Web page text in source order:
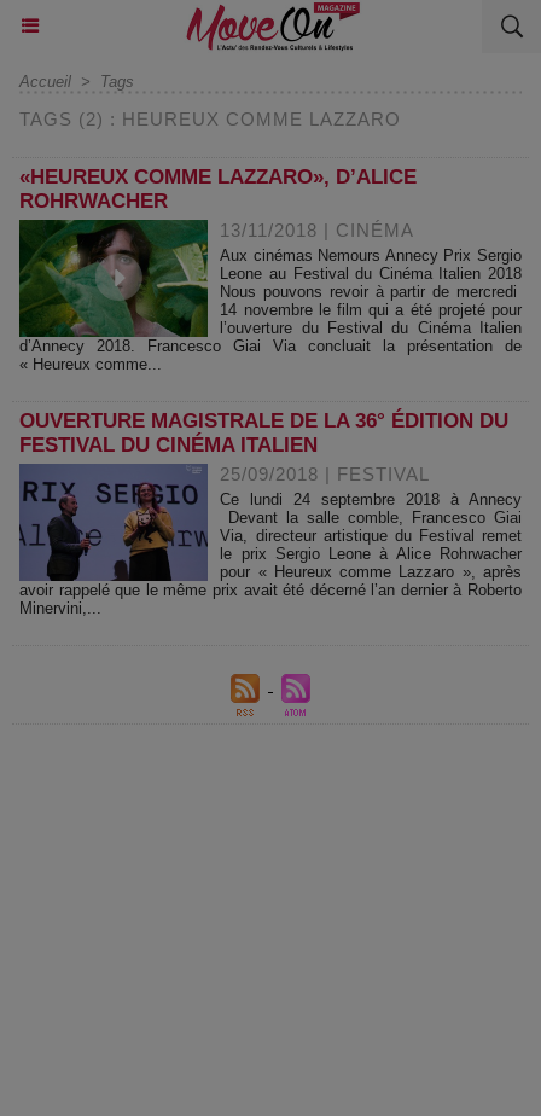
Accueil > Tags
TAGS (2) : HEUREUX COMME LAZZARO
«HEUREUX COMME LAZZARO», D’ALICE
ROHRWACHER
13/11/2018 | CINÉMA
Aux cinémas Nemours Annecy Prix Sergio
Leone au Festival du Cinéma Italien 2018
Nous pouvons revoir à partir de mercredi
14 novembre le film qui a été projeté pour
l’ouverture du Festival du Cinéma Italien
d’Annecy 2018. Francesco Giai Via concluait la présentation de
« Heureux comme...
OUVERTURE MAGISTRALE DE LA 36° ÉDITION DU
FESTIVAL DU CINÉMA ITALIEN
25/09/2018 | FESTIVAL
Ce lundi 24 septembre 2018 à Annecy
Devant la salle comble, Francesco Giai
Via, directeur artistique du Festival remet
le prix Sergio Leone à Alice Rohrwacher
pour « Heureux comme Lazzaro », après
avoir rappelé que le même prix avait été décerné l’an dernier à Roberto
Minervini,...